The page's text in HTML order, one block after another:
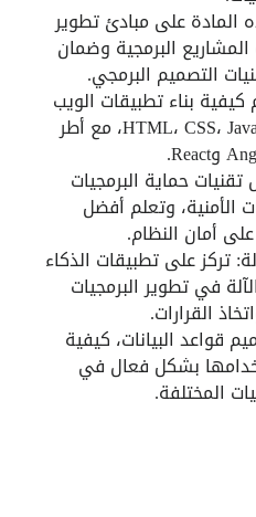
المادة على مبادئ تطوير
المشاريع البرمجية وضمان
التصميم البرمجي.
بناء تطبيقات الويب
باستخدام تقنيات مثل HTML، CSS، JavaScript، مع أطر
حماية البرمجيات
الأمنية، وتعلم أفضل
أمان النظام.
تركز على تطبيقات الذكاء
في تطوير البرمجيات
القرارات.
قواعد البيانات، كيفية
بشكل فعال في
المختلفة.